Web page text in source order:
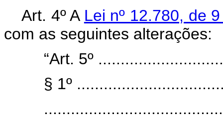
Art. 4º A Lei nº 12.780, de
com as seguintes alterações:
“Art. 5º
§ 1º